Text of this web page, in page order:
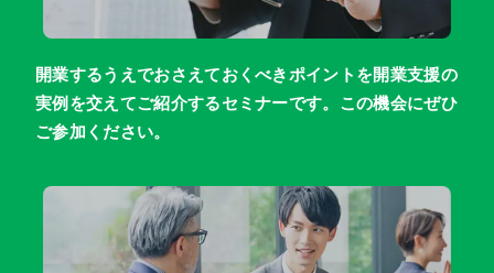
開業するうえでおさえておくべきポイントを開業支援の
実例を交えてご紹介するセミナーです。この機会にぜひ
ご参加ください。